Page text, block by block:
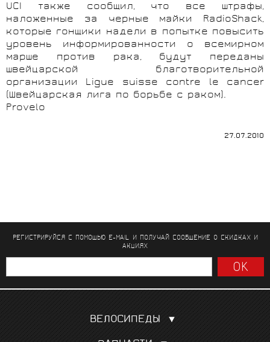
UCI также сообщил, что все штрафы,
наложенные за черные майки RadioShack,
которые гонщики надели в попытке повысить
уровень информированности о всемирном
марше против рака, будут переданы
швейцарской благотворительной
организации Ligue suisse contre le cancer
(Швейцарская лига по борьбе с раком).
Provelo
27.07.2010
РЕГИСТРИРУЙСЯ С ПОМОЩЬЮ E-MAIL И ПОЛУЧАЙ СООБЩЕНИЕО СКИДКАХ И
АКЦИЯХ
ВЕЛОСИПЕДЫ
Шоссейные